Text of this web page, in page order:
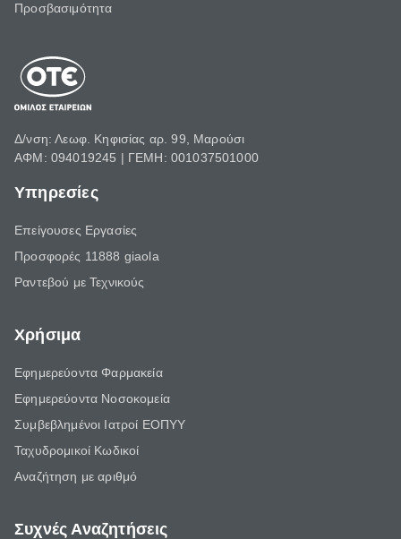
Προσβασιμότητα
Δ/νση: Λεωφ. Κηφισίας αρ. 99, Μαρούσι
ΑΦΜ: 094019245 | ΓΕΜΗ: 001037501000
Υπηρεσίες
Επείγουσες Εργασίες
Προσφορές 11888 giaola
Ραντεβού με Τεχνικούς
Χρήσιμα
Εφημερεύοντα Φαρμακεία
Εφημερεύοντα Νοσοκομεία
Συμβεβλημένοι Ιατροί ΕΟΠΥΥ
Ταχυδρομικοί Κωδικοί
Αναζήτηση με αριθμό
Συχνές Αναζητήσεις